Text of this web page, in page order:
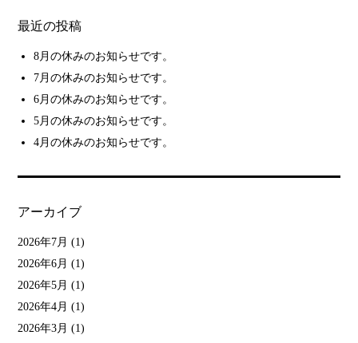
最近の投稿
8月の休みのお知らせです。
7月の休みのお知らせです。
6月の休みのお知らせです。
5月の休みのお知らせです。
4月の休みのお知らせです。
アーカイブ
2026年7月 (1)
2026年6月 (1)
2026年5月 (1)
2026年4月 (1)
2026年3月 (1)